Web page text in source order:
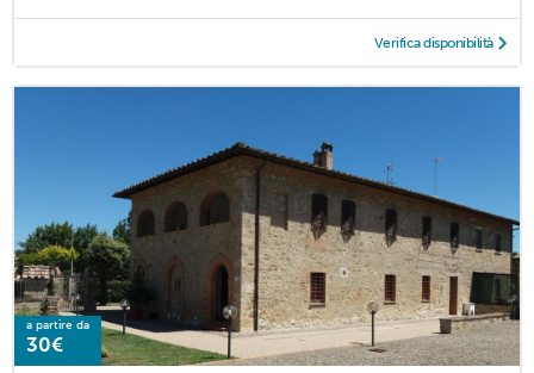
Verifica disponibilità
a partire da
30€